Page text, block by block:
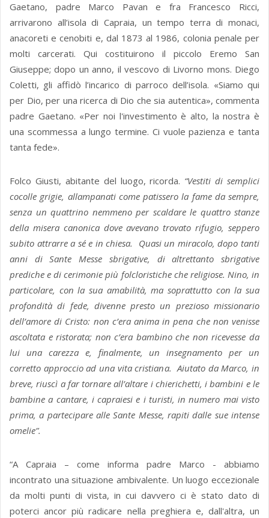
Gaetano, padre Marco Pavan e fra Francesco Ricci,
arrivarono all’isola di Capraia, un tempo terra di monaci,
anacoreti e cenobiti e, dal 1873 al 1986, colonia penale per
molti carcerati. Qui costituirono il piccolo Eremo San
Giuseppe; dopo un anno, il vescovo di Livorno mons. Diego
Coletti, gli affidò l’incarico di parroco dell’isola. «Siamo qui
per Dio, per una ricerca di Dio che sia autentica», commenta
padre Gaetano. «Per noi l'investimento è alto, la nostra è
una scommessa a lungo termine. Ci vuole pazienza e tanta
tanta fede».
Folco Giusti, abitante del luogo, ricorda. “Vestiti di semplici
cocolle grigie, allampanati come patissero la fame da sempre,
senza un quattrino nemmeno per scaldare le quattro stanze
della misera canonica dove avevano trovato rifugio, seppero
subito attrarre a sé e in chiesa. Quasi un miracolo, dopo tanti
anni di Sante Messe sbrigative, di altrettanto sbrigative
prediche e di cerimonie più folcloristiche che religiose. Nino, in
particolare, con la sua amabilità, ma soprattutto con la sua
profondità di fede, divenne presto un prezioso missionario
dell’amore di Cristo: non c’era anima in pena che non venisse
ascoltata e ristorata; non c’era bambino che non ricevesse da
lui una carezza e, finalmente, un insegnamento per un
corretto approccio ad una vita cristiana. Aiutato da Marco, in
breve, riuscì a far tornare all’altare i chierichetti, i bambini e le
bambine a cantare, i capraiesi e i turisti, in numero mai visto
prima, a partecipare alle Sante Messe, rapiti dalle sue intense
omelie”.
“A Capraia – come informa padre Marco - abbiamo
incontrato una situazione ambivalente. Un luogo eccezionale
da molti punti di vista, in cui davvero ci è stato dato di
poterci ancor più radicare nella preghiera e, dall'altra, un